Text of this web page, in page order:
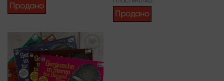
Продано
Продано
Add to
wishlist